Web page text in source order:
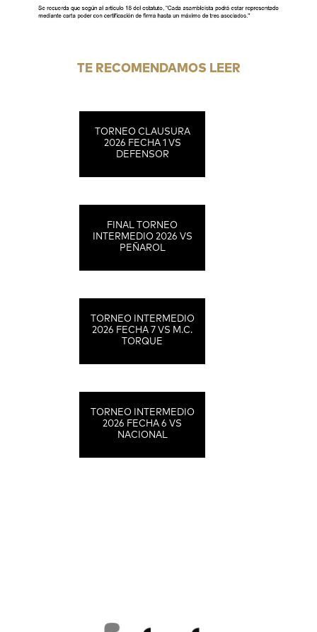
TE RECOMENDAMOS LEER
TORNEO CLAUSURA
2026 FECHA 1 VS
DEFENSOR
FINAL TORNEO
INTERMEDIO 2026 VS
PEÑAROL
TORNEO INTERMEDIO
2026 FECHA 7 VS M.C.
TORQUE
TORNEO INTERMEDIO
2026 FECHA 6 VS
NACIONAL